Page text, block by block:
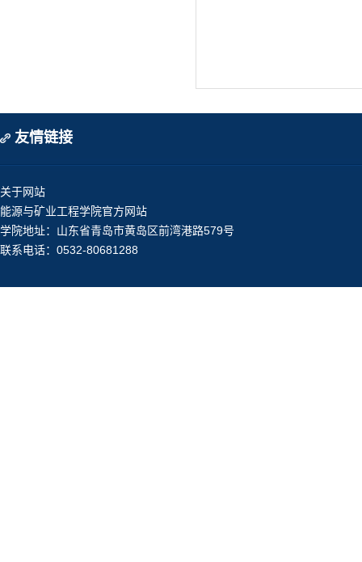
友情链接
关于网站
能源与矿业工程学院官方网站
学院地址：山东省青岛市黄岛区前湾港路579号
联系电话：0532-80681288